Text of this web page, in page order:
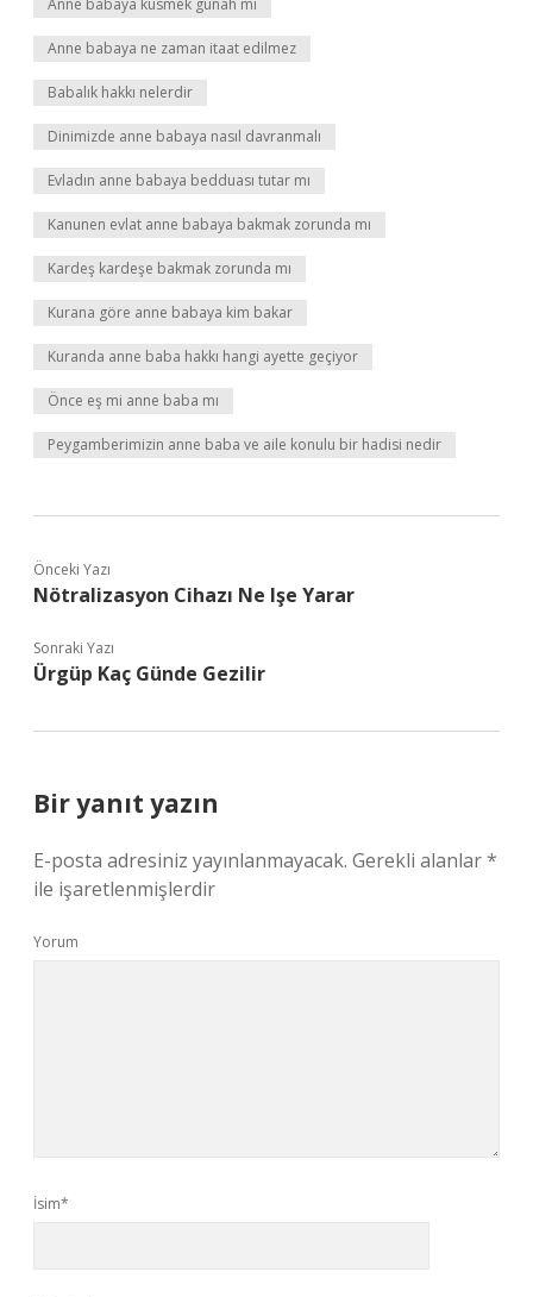
Anne babaya küsmek günah mı
Anne babaya ne zaman itaat edilmez
Babalık hakkı nelerdir
Dinimizde anne babaya nasıl davranmalı
Evladın anne babaya bedduası tutar mı
Kanunen evlat anne babaya bakmak zorunda mı
Kardeş kardeşe bakmak zorunda mı
Kurana göre anne babaya kim bakar
Kuranda anne baba hakkı hangi ayette geçiyor
Önce eş mi anne baba mı
Peygamberimizin anne baba ve aile konulu bir hadisi nedir
Önceki Yazı
Nötralizasyon Cihazı Ne Işe Yarar
Sonraki Yazı
Ürgüp Kaç Günde Gezilir
Bir yanıt yazın
E-posta adresiniz yayınlanmayacak. Gerekli alanlar*
ile işaretlenmişlerdir
Yorum
İsim*